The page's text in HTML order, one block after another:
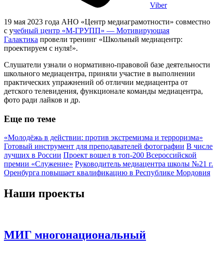
Viber
19 мая 2023 года АНО «Центр медиаграмотности» совместно
с учебный центр «М-ГРУПП» — Мотивирующая
Галактика провели тренинг «Школьный медиацентр:
проектируем с нуля!».
Слушатели узнали о нормативно-правовой базе деятельности
школьного медиацентра, приняли участие в выполнении
практических упражнений об отличии медиацентра от
детского телевидения, функционале команды медиацентра,
фото ради лайков и др.
Еще по теме
«Молодёжь в действии: против экстремизма и терроризма»
Готовый инструмент для преподавателей фотографии В числе
лучших в России Проект вошел в топ-200 Всероссийской
премии «Служение» Руководитель медиацентра школы №21 г.
Оренбурга повышает квалификацию в Республике Мордовия
Наши проекты
МИГ многонациональный